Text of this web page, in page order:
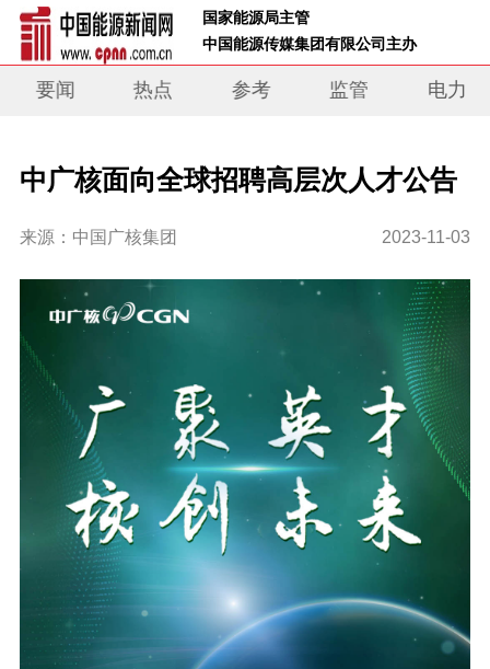
国家能源局主管
中国能源传媒集团有限公司主办
要闻 热点 参考 监管 电力
中广核面向全球招聘高层次人才公告
来源：中国广核集团 2023-11-03